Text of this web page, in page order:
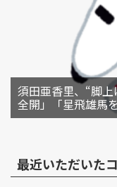
須田亜香里、“脚
全開」「星飛雄馬
最近いただいた